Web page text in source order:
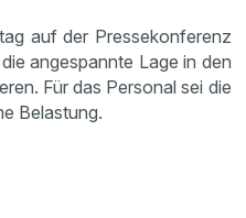
auf der Pressekonferenz
angespannte Lage in den
Für das Personal sei die
Belastung.